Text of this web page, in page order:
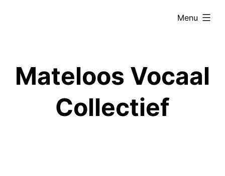
Mateloos Vocaal
Collectief
Menu